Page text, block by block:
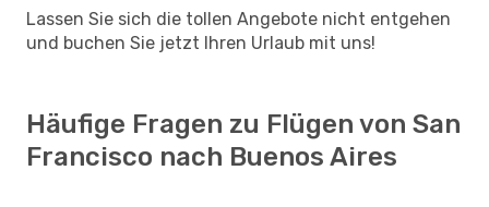
Lassen Sie sich die tollen Angebote nicht entgehen
und buchen Sie jetzt Ihren Urlaub mit uns!
Häufige Fragen zu Flügen von San
Francisco nach Buenos Aires